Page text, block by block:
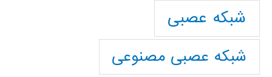
شبکه عصبی
شبکه عصبی مصنوعی